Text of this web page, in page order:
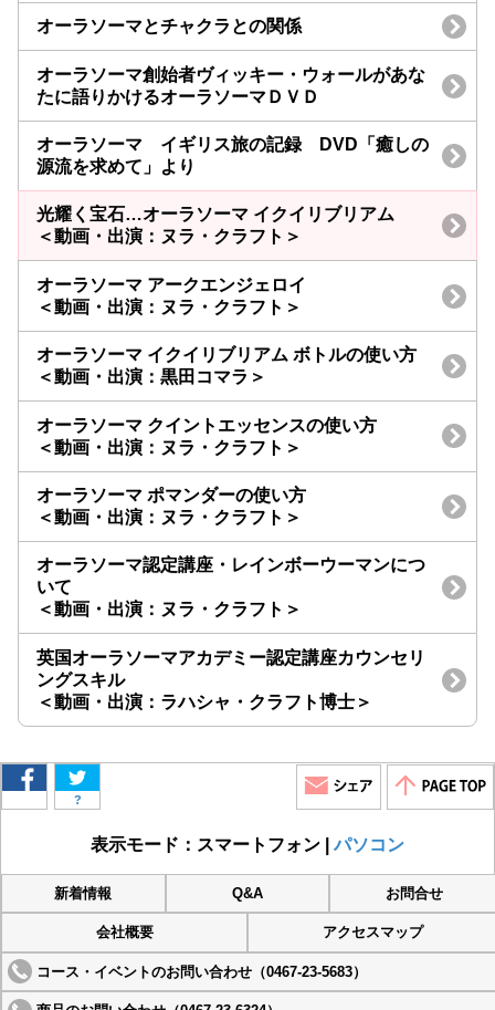
オーラソーマとチャクラとの関係
オーラソーマ創始者ヴィッキー・ウォールがあな
たに語りかけるオーラソーマＤＶＤ
オーラソーマ イギリス旅の記録 DVD「癒しの
源流を求めて」より
光耀く宝石…オーラソーマ イクイリブリアム
＜動画・出演：ヌラ・クラフト＞
オーラソーマ アークエンジェロイ
＜動画・出演：ヌラ・クラフト＞
オーラソーマ イクイリブリアム ボトルの使い方
＜動画・出演：黒田コマラ＞
オーラソーマ クイントエッセンスの使い方
＜動画・出演：ヌラ・クラフト＞
オーラソーマ ポマンダーの使い方
＜動画・出演：ヌラ・クラフト＞
オーラソーマ認定講座・レインボーウーマンにつ
いて
＜動画・出演：ヌラ・クラフト＞
英国オーラソーマアカデミー認定講座カウンセリ
ングスキル
＜動画・出演：ラハシャ・クラフト博士＞
?
表示モード：スマートフォン |パソコン
新着情報 Q&A お問合せ
会社概要 アクセスマップ
コース・イベントのお問い合わせ（0467-23-5683）